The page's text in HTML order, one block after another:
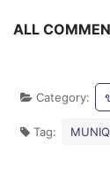
ALL
Category:
Tag: